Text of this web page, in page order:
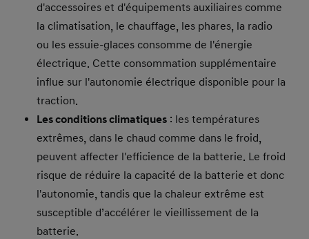
d'accessoires et d'équipements auxiliaires comme
la climatisation, le chauffage, les phares, la radio
ou les essuie-glaces consomme de l'énergie
électrique. Cette consommation supplémentaire
influe sur l'autonomie électrique disponible pour la
traction.
Les conditions climatiques : les températures
extrêmes, dans le chaud comme dans le froid,
peuvent affecter l'efficience de la batterie. Le froid
risque de réduire la capacité de la batterie et donc
l'autonomie, tandis que la chaleur extrême est
susceptible d’accélérer le vieillissement de la
batterie.